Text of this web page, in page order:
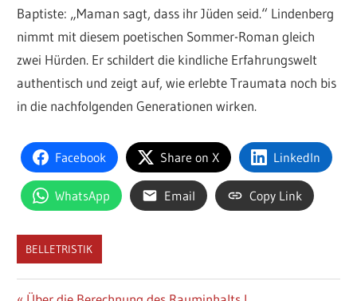
Baptiste: „Maman sagt, dass ihr Jüden seid.“ Lindenberg
nimmt mit diesem poetischen Sommer-Roman gleich
zwei Hürden. Er schildert die kindliche Erfahrungswelt
authentisch und zeigt auf, wie erlebte Traumata noch bis
in die nachfolgenden Generationen wirken.
Facebook Share on X LinkedIn
WhatsApp Email Copy Link
BELLETRISTIK